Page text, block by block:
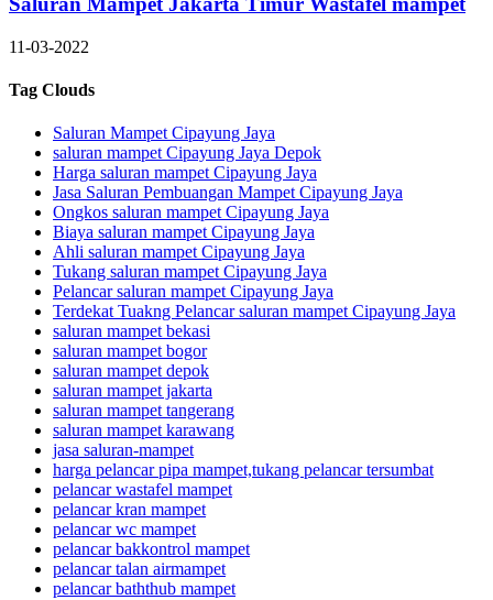
11-03-2022
Tag Clouds
Saluran Mampet Cipayung Jaya
saluran mampet Cipayung Jaya Depok
Harga saluran mampet Cipayung Jaya
Jasa Saluran Pembuangan Mampet Cipayung Jaya
Ongkos saluran mampet Cipayung Jaya
Biaya saluran mampet Cipayung Jaya
Ahli saluran mampet Cipayung Jaya
Tukang saluran mampet Cipayung Jaya
Pelancar saluran mampet Cipayung Jaya
Terdekat Tuakng Pelancar saluran mampet Cipayung Jaya
saluran mampet bekasi
saluran mampet bogor
saluran mampet depok
saluran mampet jakarta
saluran mampet tangerang
saluran mampet karawang
jasa saluran-mampet
harga pelancar pipa mampet,tukang pelancar tersumbat
pelancar wastafel mampet
pelancar kran mampet
pelancar wc mampet
pelancar bakkontrol mampet
pelancar talan airmampet
pelancar baththub mampet